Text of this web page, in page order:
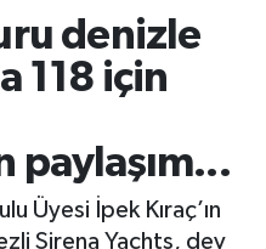
denizle
118 için
paylaşım...
Üyesi İpek Kıraç’ın
Sirena Yachts, dev
ve Fikstür